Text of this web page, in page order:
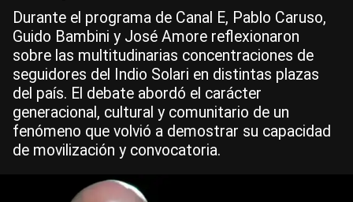
Durante el programa de Canal E, Pablo Caruso,
Guido Bambini y José Amore reflexionaron
sobre las multitudinarias concentraciones de
seguidores del Indio Solari en distintas plazas
del país. El debate abordó el carácter
generacional, cultural y comunitario de un
fenómeno que volvió a demostrar su capacidad
de movilización y convocatoria.